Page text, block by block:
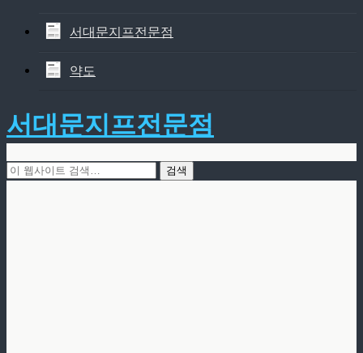
서대문지프전문점
약도
서대문지프전문점